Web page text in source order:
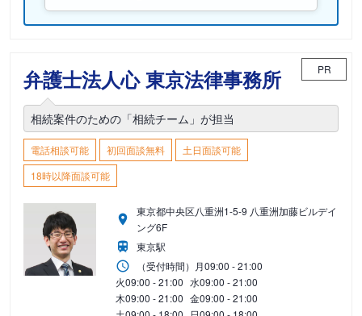
弁護士法人心 東京法律事務所 PR
相続案件のための「相続チーム」が担当
電話相談可能 初回面談無料
土日面談可能
18時以降面談可能
東京都中央区八重洲1-5-9 八重洲加藤ビルデイ
ング6F
東京駅
（受付時間） 月09:00 - 21:00
火09:00 - 21:00 水09:00 - 21:00
木09:00 - 21:00 金09:00 - 21:00